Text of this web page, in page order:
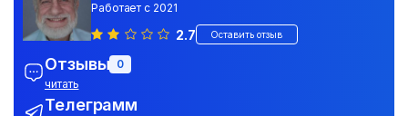
Работает с 2021
2.7 Оставить отзыв
Отзывы 0
читать
Телеграмм